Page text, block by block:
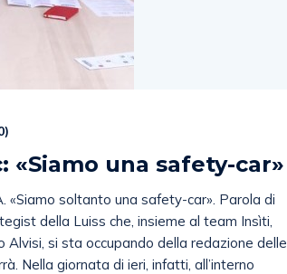
)
«Siamo una safety-car»
«Siamo soltanto una safety-car». Parola di
della Luiss che, insieme al team Insìti,
Alvisi, si sta occupando della redazione delle
Nella giornata di ieri, infatti, all’interno